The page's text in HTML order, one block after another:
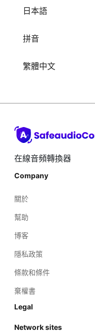
拼音
繁體中文
在線音頻轉換器
Company
Legal
Network sites